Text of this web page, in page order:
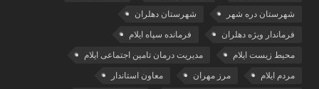
شهرستان دره شهر شهرستان دهلران
فرماندار ویژه دهلران فرمانده سپاه ایلام
محیط زیست ایلام مدیریت درمان تامین اجتماعی ایلام
مردم ایلام مرز مهران معاون استاندار